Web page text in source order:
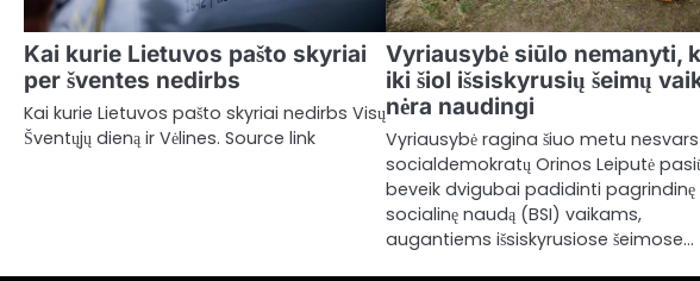
Kai kurie Lietuvos pašto skyriai
per šventes nedirbs
Kai kurie Lietuvos pašto skyriai nedirbs Visų
Šventųjų dieną ir Vėlines. Source link
Vyriausybė siūlo nemanyti,
iki šiol išsiskyrusių šeimų
nėra naudingi
Vyriausybė ragina šiuo metu
socialdemokratų Orinos Leiputė
beveik dvigubai padidinti pagrindinę
socialinę naudą (BSI) vaikams,
augantiems išsiskyrusiose šeimose…